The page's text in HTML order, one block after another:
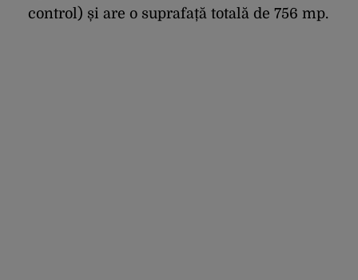
control) și are o suprafață totală de 756 mp.